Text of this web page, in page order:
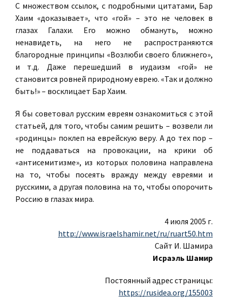
С множеством ссылок, с подробными цитатами, Бар
Хаим «доказывает», что «гой» – это не человек в
глазах Галахи. Его можно обмануть, можно
ненавидеть, на него не распространяются
благородные принципы «Возлюби своего ближнего»,
и т.д. Даже перешедший в иудаизм «гой» не
становится ровней природному еврею. «Так и должно
быть!» – восклицает Бар Хаим.
Я бы советовал русским евреям ознакомиться с этой
статьей, для того, чтобы самим решить – возвели ли
«родинцы» поклеп на еврейскую веру. А до тех пор –
не поддаваться на провокации, на крики об
«антисемитизме», из которых половина направлена
на то, чтобы посеять вражду между евреями и
русскими, а другая половина на то, чтобы опорочить
Россию в глазах мира.
4 июля 2005 г.
http://www.israelshamir.net/ru/ruart50.htm
Сайт И. Шамира
Исраэль Шамир
Постоянный адрес страницы:
https://rusidea.org/155003